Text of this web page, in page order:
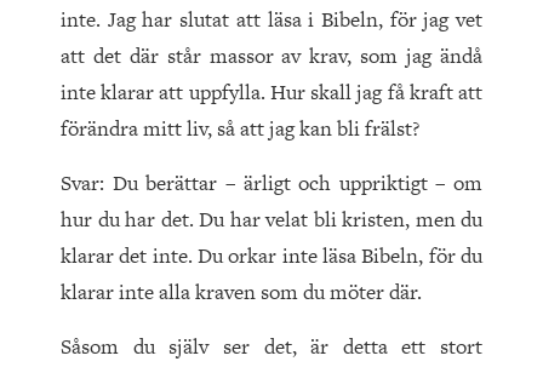
inte. Jag har slutat att läsa i Bibeln, för jag vet
att det där står massor av krav, som jag ändå
inte klarar att uppfylla. Hur skall jag få kraft att
förändra mitt liv, så att jag kan bli frälst?
Svar: Du berättar – ärligt och uppriktigt – om
hur du har det. Du har velat bli kristen, men du
klarar det inte. Du orkar inte läsa Bibeln, för du
klarar inte alla kraven som du möter där.
Såsom du själv ser det, är detta ett stort